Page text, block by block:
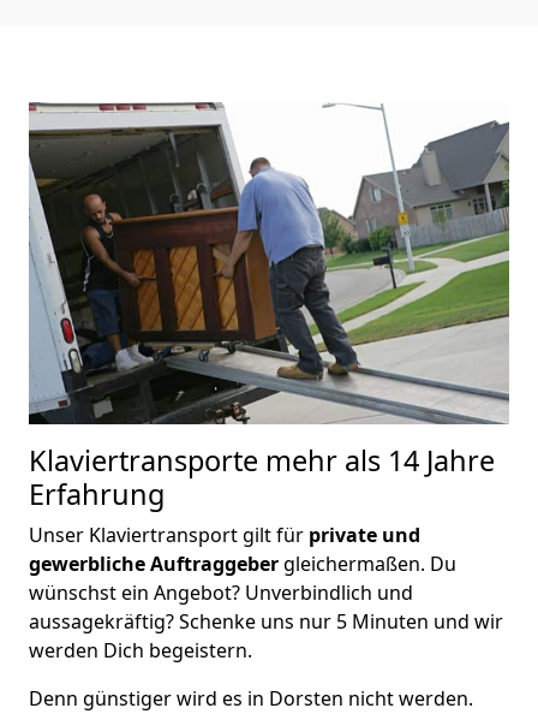
Klaviertransporte mehr als 14 Jahre
Erfahrung
Unser Klaviertransport gilt für private und
gewerbliche Auftraggebergleichermaßen. Du
wünschst ein Angebot? Unverbindlich und
aussagekräftig? Schenke uns nur 5 Minuten und wir
werden Dich begeistern.
Denn günstiger wird es in Dorsten nicht werden.